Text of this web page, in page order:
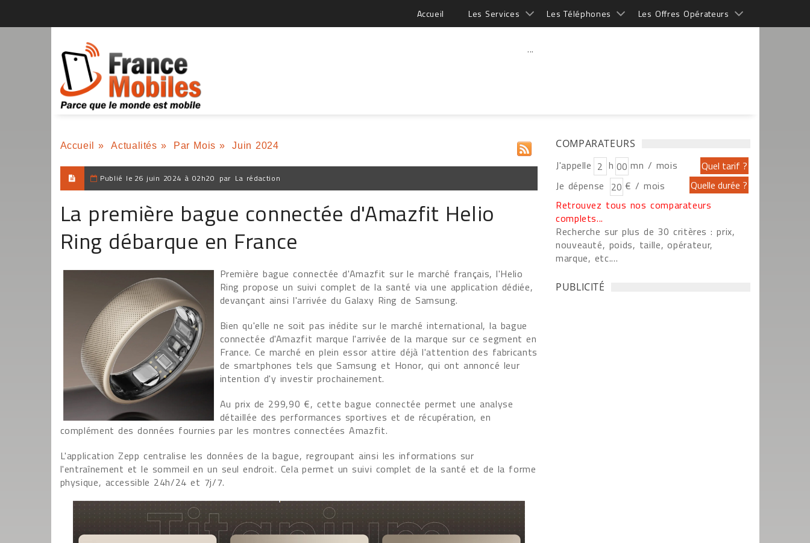
Accueil Les Services Les Téléphones Les Offres Opérateurs
...
Accueil » Actualités » Par Mois » Juin 2024
Publié le 26 juin 2024 à 02h20 par La rédaction
La première bague connectée d'Amazfit Helio
Ring débarque en France
Première bague connectée d'Amazfit sur le marché français, l'Helio
Ring propose un suivi complet de la santé via une application dédiée,
devançant ainsi l'arrivée du Galaxy Ring de Samsung.
Bien qu'elle ne soit pas inédite sur le marché international, la bague
connectée d'Amazfit marque l'arrivée de la marque sur ce segment en
France. Ce marché en plein essor attire déjà l'attention des fabricants
de smartphones tels que Samsung et Honor, qui ont annoncé leur
intention d'y investir prochainement.
Au prix de 299,90 €, cette bague connectée permet une analyse
détaillée des performances sportives et de récupération, en
complément des données fournies par les montres connectées Amazfit.
L'application Zepp centralise les données de la bague, regroupant ainsi les informations sur
l'entraînement et le sommeil en un seul endroit. Cela permet un suivi complet de la santé et de la forme
physique, accessible 24h/24 et 7j/7.
COMPARATEURS
J'appelle h
mn / mois
Je dépense
€ / mois
Retrouvez tous nos comparateurs
complets...
Recherche sur plus de 30 critères : prix,
nouveauté, poids, taille, opérateur,
marque, etc....
PUBLICITÉ